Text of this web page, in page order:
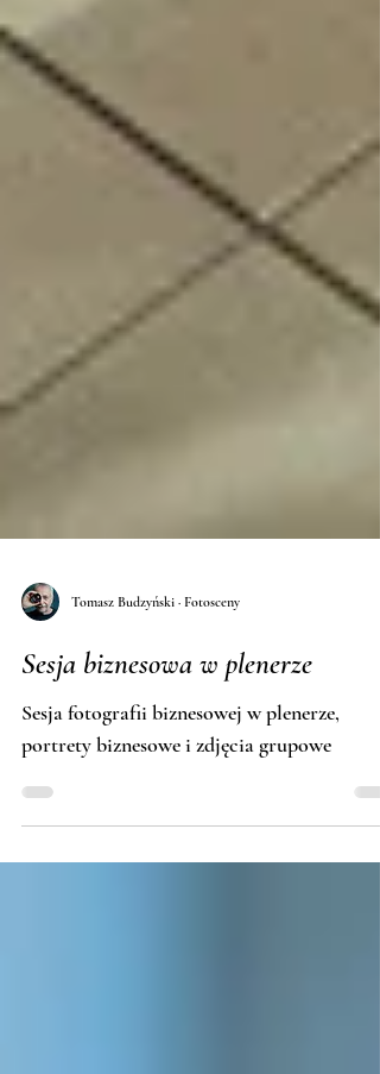
Tomasz Budzyński · Fotosceny
Sesja biznesowa w plenerze
Sesja fotografii biznesowej w plenerze,